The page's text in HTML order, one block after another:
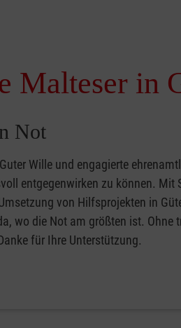
Malteser in
Not
Wille und engagierte
entgegenwirken zu können. Mit
von Hilfsprojekten in
wo die Not am größten ist. Ohne
für Ihre Unterstützung.